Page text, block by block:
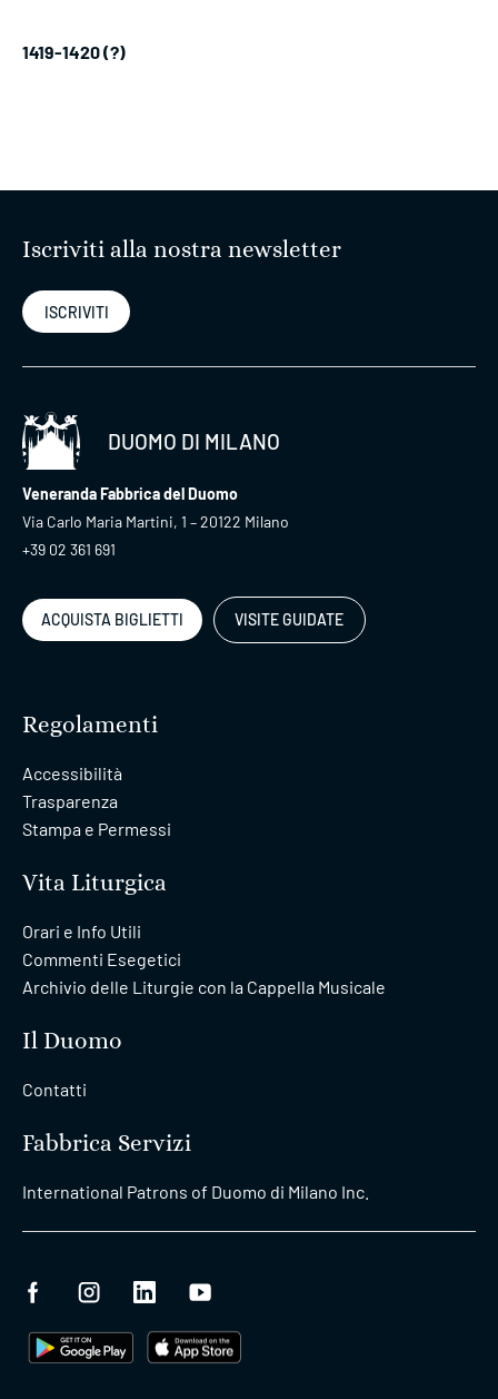
1419-1420 (?)
Iscriviti alla nostra newsletter
ISCRIVITI
DUOMO DI MILANO
Veneranda Fabbrica del Duomo
Via Carlo Maria Martini, 1 – 20122 Milano
+39 02 361 691
ACQUISTA BIGLIETTI VISITE GUIDATE
Regolamenti
Accessibilità
Trasparenza
Stampa e Permessi
Vita Liturgica
Orari e Info Utili
Commenti Esegetici
Archivio delle Liturgie con la Cappella Musicale
Il Duomo
Contatti
Fabbrica Servizi
International Patrons of Duomo di Milano Inc.